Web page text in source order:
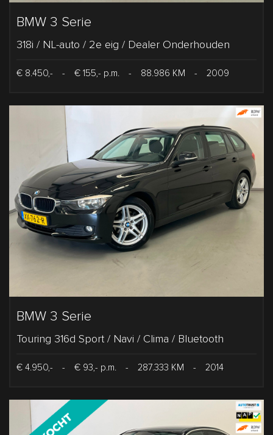
BMW 3 Serie
318i / NL-auto / 2e eig / Dealer Onderhouden
€ 8.450,- - € 155,- p.m. - 88.986 KM - 2009
BMW 3 Serie
Touring 316d Sport / Navi / Clima / Bluetooth
€ 4.950,- - € 93,- p.m. - 287.333 KM - 2014